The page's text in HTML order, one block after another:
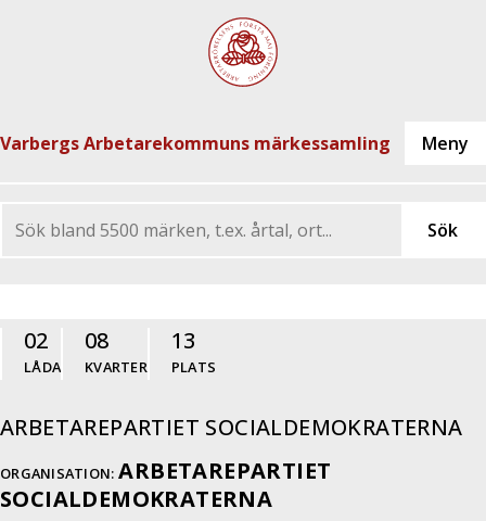
Varbergs Arbetarekommuns märkessamling
02
LÅDA
08
KVARTER
13
PLATS
ARBETAREPARTIET SOCIALDEMOKRATERNA
ORGANISATION: ARBETAREPARTIET
SOCIALDEMOKRATERNA